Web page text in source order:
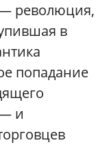
революция,
в
попадание
и